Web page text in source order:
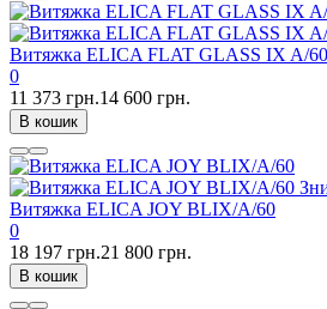
Витяжка ELICA FLAT GLASS IX A/60
0
11 373 грн.14 600 грн.
В кошик
Витяжка ELICA JOY BLIX/A/60
0
18 197 грн.21 800 грн.
В кошик